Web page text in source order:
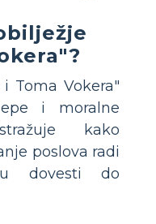
Toma Vokera"
i moralne
kako
poslova radi
dovesti do